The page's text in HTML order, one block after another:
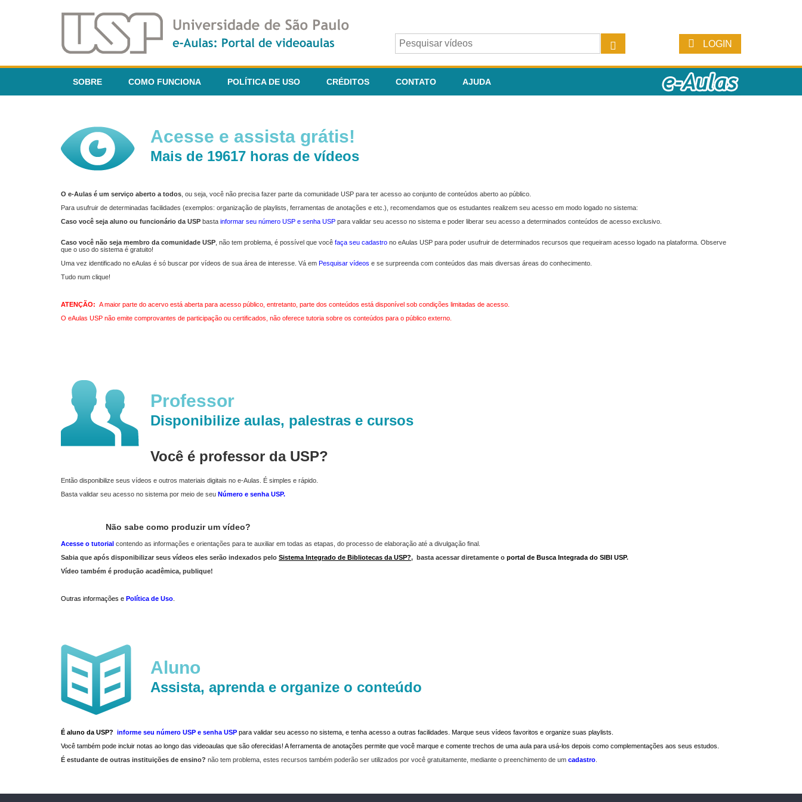
LOGIN
SOBRE COMO FUNCIONA POLÍTICA DE USO CRÉDITOS CONTATO AJUDA
Acesse e assista grátis!
Mais de 19617 horas de vídeos
O e-Aulas é um serviço aberto a todos , ou seja, você não precisa fazer parte da comunidade USP para ter acesso ao conjunto de conteúdos aberto ao público.
Para usufruir de determinadas facilidades (exemplos: organização de playlists, ferramentas de anotações e etc.), recomendamos que os estudantes realizem seu acesso em modo logado no sistema:
Caso você seja aluno ou funcionário da USP basta informar seu número USP e senha USP para validar seu acesso no sistema e poder liberar seu acesso a determinados conteúdos de acesso exclusivo.
Caso você não seja membro da comunidade USP , não tem problema, é possível que você faça seu cadastro no eAulas USP para poder usufruir de determinados recursos que requeiram acesso logado na plataforma. Observe
que o uso do sistema é gratuito!
Uma vez identificado no eAulas é só buscar por vídeos de sua área de interesse. Vá em Pesquisar vídeos e se surpreenda com conteúdos das mais diversas áreas do conhecimento.
Tudo num clique!
ATENÇÃO: A maior parte do acervo está aberta para acesso público, entretanto, parte dos conteúdos está disponível sob condições limitadas de acesso.
O eAulas USP não emite comprovantes de participação ou certificados, não oferece tutoria sobre os conteúdos para o público externo.
Professor
Disponibilize aulas, palestras e cursos
Você é professor da USP?
Então disponibilize seus vídeos e outros materiais digitais no e-Aulas. É simples e rápido.
Basta validar seu acesso no sistema por meio de seu Número e senha USP.
Não sabe como produzir um vídeo?
Acesse o tutorial contendo as informações e orientações para te auxiliar em todas as etapas, do processo de elaboração até a divulgação final.
Sabia que após disponibilizar seus vídeos eles serão indexados pelo Sistema Integrado de Bibliotecas da USP?, basta acessar diretamente o portal de Busca Integrada do SIBI USP.
Vídeo também é produção acadêmica, publique!
Outras informações e Política de Uso
Aluno
Assista, aprenda e organize o conteúdo
É aluno da USP? informe seu número USP e senha USP para validar seu acesso no sistema, e tenha acesso a outras facilidades. Marque seus vídeos favoritos e organize suas playlists.
Você também pode incluir notas ao longo das videoaulas que são oferecidas! A ferramenta de anotações permite que você marque e comente trechos de uma aula para usá-los depois como complementações aos seus estudos.
É estudante de outras instituições de ensino? não tem problema, estes recursos também poderão ser utilizados por você gratuitamente, mediante o preenchimento de um cadastro